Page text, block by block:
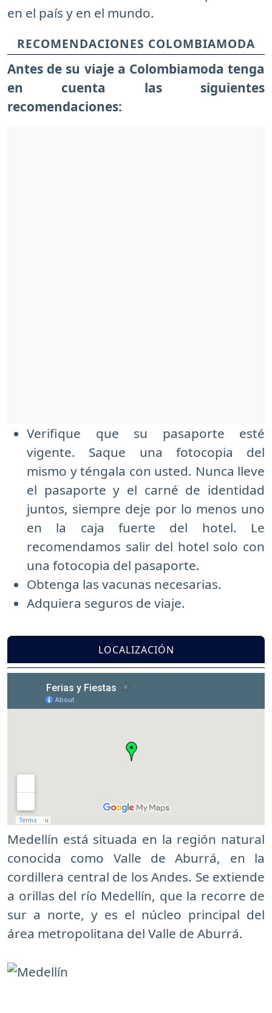
en el país y en el mundo.
RECOMENDACIONES COLOMBIAMODA
Antes de su viaje a Colombiamoda tenga
en cuenta las siguientes
recomendaciones:
Verifique que su pasaporte esté
vigente. Saque una fotocopia del
mismo y téngala con usted. Nunca lleve
el pasaporte y el carné de identidad
juntos, siempre deje por lo menos uno
en la caja fuerte del hotel. Le
recomendamos salir del hotel solo con
una fotocopia del pasaporte.
Obtenga las vacunas necesarias.
Adquiera seguros de viaje.
LOCALIZACIÓN
Medellín está situada en la región natural
conocida como Valle de Aburrá, en la
cordillera central de los Andes. Se extiende
a orillas del río Medellín, que la recorre de
sur a norte, y es el núcleo principal del
área metropolitana del Valle de Aburrá.